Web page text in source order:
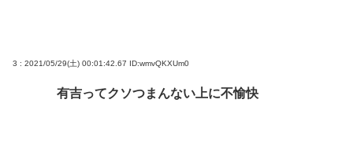
3 : 2021/05/29(土) 00:01:42.67 ID:wmvQKXUm0
有吉ってクソつまんない上に不愉快